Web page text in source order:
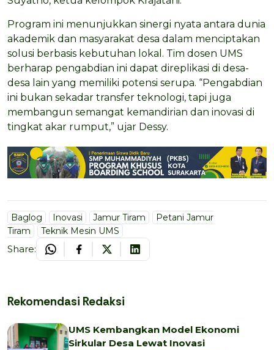
Program ini menunjukkan sinergi nyata antara dunia
akademik dan masyarakat desa dalam menciptakan
solusi berbasis kebutuhan lokal. Tim dosen UMS
berharap pengabdian ini dapat direplikasi di desa-
desa lain yang memiliki potensi serupa. “Pengabdian
ini bukan sekadar transfer teknologi, tapi juga
membangun semangat kemandirian dan inovasi di
tingkat akar rumput,” ujar Dessy.
Baglog Inovasi Jamur Tiram
Petani Jamur
Tiram
Teknik Mesin UMS
Share:
Rekomendasi Redaksi
UMS Kembangkan Model Ekonomi
Sirkular Desa Lewat Inovasi